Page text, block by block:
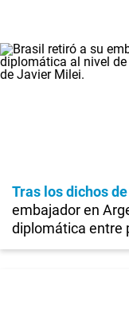
Tras los dichos
embajador en
diplomática entre